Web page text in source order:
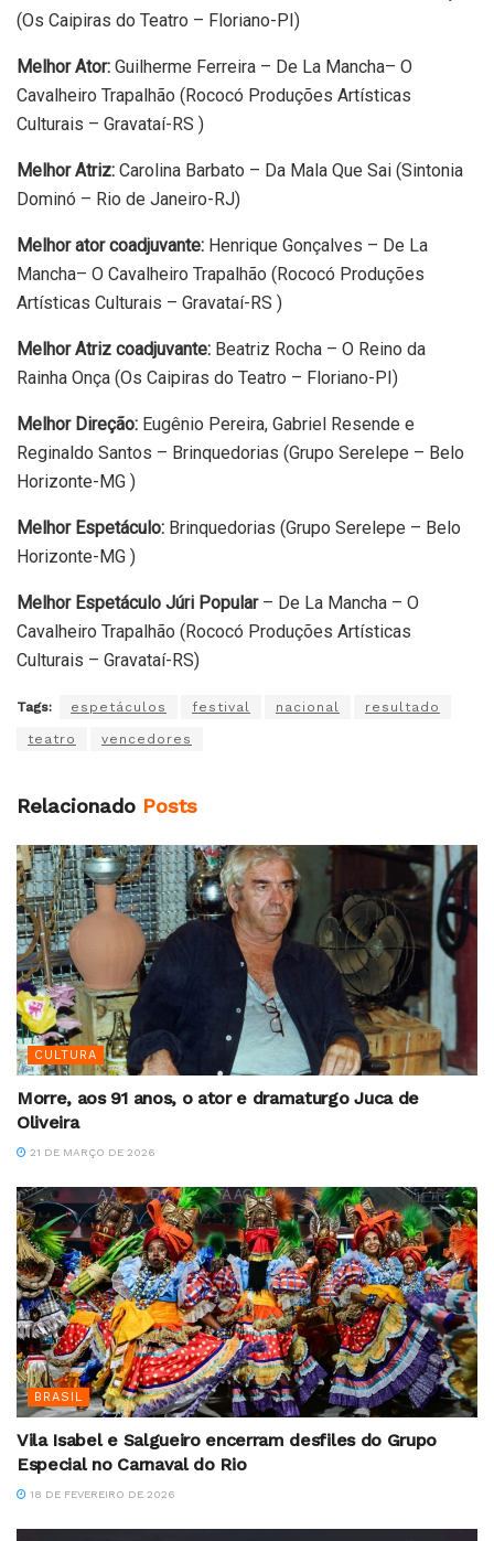
(Os Caipiras do Teatro – Floriano-PI)
Melhor Ator: Guilherme Ferreira – De La Mancha– O
Cavalheiro Trapalhão (Rococó Produções Artísticas
Culturais – Gravataí-RS )
Melhor Atriz: Carolina Barbato – Da Mala Que Sai (Sintonia
Dominó – Rio de Janeiro-RJ)
Melhor ator coadjuvante: Henrique Gonçalves – De La
Mancha– O Cavalheiro Trapalhão (Rococó Produções
Artísticas Culturais – Gravataí-RS )
Melhor Atriz coadjuvante: Beatriz Rocha – O Reino da
Rainha Onça (Os Caipiras do Teatro – Floriano-PI)
Melhor Direção: Eugênio Pereira, Gabriel Resende e
Reginaldo Santos – Brinquedorias (Grupo Serelepe – Belo
Horizonte-MG )
Melhor Espetáculo: Brinquedorias (Grupo Serelepe – Belo
Horizonte-MG )
Melhor Espetáculo Júri Popular– De La Mancha – O
Cavalheiro Trapalhão (Rococó Produções Artísticas
Culturais – Gravataí-RS)
Tags: espetáculos festival nacional resultado
teatro vencedores
Relacionado Posts
CULTURA
Morre, aos 91 anos, o ator e dramaturgo Juca de
Oliveira
21 DE MARÇO DE 2026
BRASIL
Vila Isabel e Salgueiro encerram desfiles do Grupo
Especial no Carnaval do Rio
18 DE FEVEREIRO DE 2026